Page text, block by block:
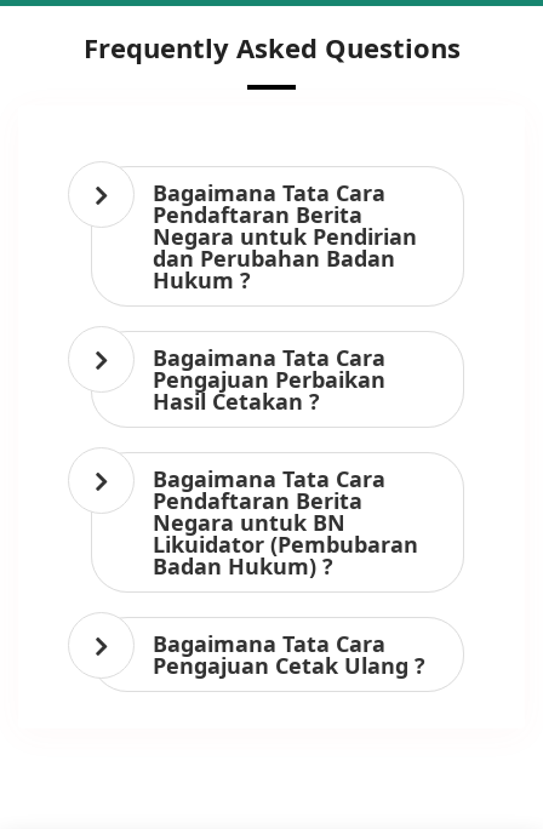
Frequently Asked Questions
Bagaimana Tata Cara
Pendaftaran Berita
Negara untuk Pendirian
dan Perubahan Badan
Hukum ?
Bagaimana Tata Cara
Pengajuan Perbaikan
Hasil Cetakan ?
Bagaimana Tata Cara
Pendaftaran Berita
Negara untuk BN
Likuidator (Pembubaran
Badan Hukum) ?
Bagaimana Tata Cara
Pengajuan Cetak Ulang ?